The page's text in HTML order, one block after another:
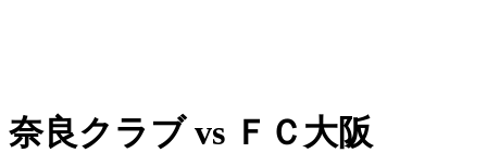
奈良クラブvs ＦＣ大阪